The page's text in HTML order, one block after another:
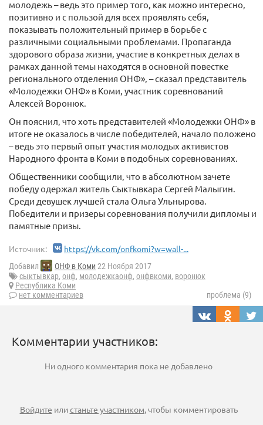
молодежь – ведь это пример того, как можно интересно,
позитивно и с пользой для всех проявлять себя,
показывать положительный пример в борьбе с
различными социальными проблемами. Пропаганда
здорового образа жизни, участие в конкретных делах в
рамках данной темы находятся в основной повестке
регионального отделения ОНФ», – сказал представитель
«Молодежки ОНФ» в Коми, участник соревнований
Алексей Воронюк.
Он пояснил, что хоть представителей «Молодежки ОНФ» в
итоге не оказалось в числе победителей, начало положено
– ведь это первый опыт участия молодых активистов
Народного фронта в Коми в подобных соревнованиях.
Общественники сообщили, что в абсолютном зачете
победу одержал житель Сыктывкара Сергей Малыгин.
Среди девушек лучшей стала Ольга Ульнырова.
Победители и призеры соревнования получили дипломы и
памятные призы.
Источник: https://vk.com/onfkomi?w=wall-...
Добавил ОНФ в Коми 22 Ноября 2017
сыктывкар, онф, молодежкаонф, онфвкоми, воронюк
Республика Коми
нет комментариев
проблема (9)
Комментарии участников:
Ни одного комментария пока не добавлено
Войдите илистаньте участником, чтобы комментировать